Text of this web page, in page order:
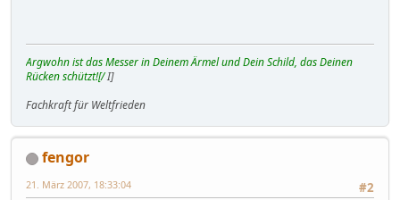
Argwohn ist das Messer in Deinem Ärmel und Dein Schild, das Deinen
Rücken schützt![/I]
Fachkraft für Weltfrieden
fengor
#2
21. März 2007, 18:33:04